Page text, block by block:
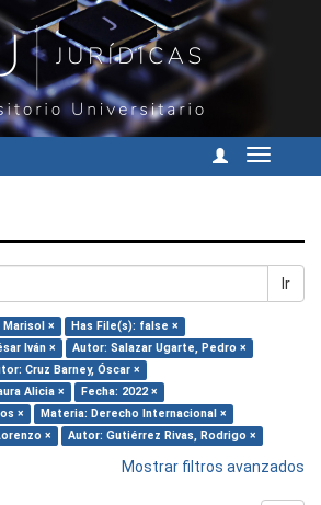
Cambiar
Ir
×
Has File(s): false ×
Iván ×
Autor: Salazar Ugarte, Pedro ×
Cruz Barney, Óscar ×
Alicia ×
Fecha: 2022 ×
×
Materia: Derecho Internacional ×
×
Autor: Gutiérrez Rivas, Rodrigo ×
Mostrar filtros avanzados